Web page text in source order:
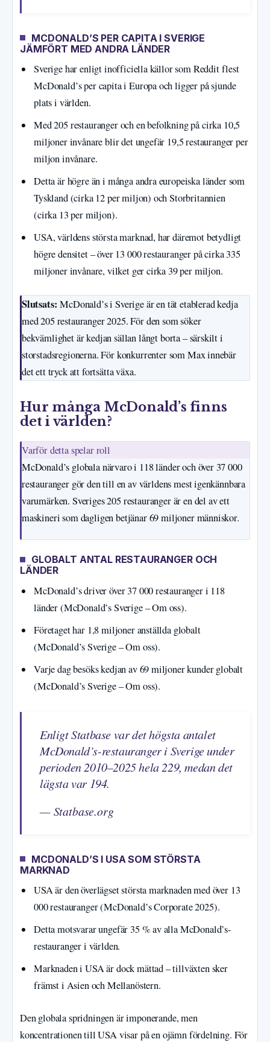
MCDONALD’S PER CAPITA I SVERIGE
JÄMFÖRT MED ANDRA LÄNDER
Sverige har enligt inofficiella källor som Reddit flest
McDonald’s per capita i Europa och ligger på sjunde
plats i världen.
Med 205 restauranger och en befolkning på cirka 10,5
miljoner invånare blir det ungefär 19,5 restauranger per
miljon invånare.
Detta är högre än i många andra europeiska länder som
Tyskland (cirka 12 per miljon) och Storbritannien
(cirka 13 per miljon).
USA, världens största marknad, har däremot betydligt
högre densitet – över 13 000 restauranger på cirka 335
miljoner invånare, vilket ger cirka 39 per miljon.
Slutsats: McDonald’s i Sverige är en tät etablerad kedja
med 205 restauranger 2025. För den som söker
bekvämlighet är kedjan sällan långt borta – särskilt i
storstadsregionerna. För konkurrenter som Max innebär
det ett tryck att fortsätta växa.
Hur många McDonald’s finns
det i världen?
Varför detta spelar roll
McDonald’s globala närvaro i 118 länder och över 37 000
restauranger gör den till en av världens mest igenkännbara
varumärken. Sveriges 205 restauranger är en del av ett
maskineri som dagligen betjänar 69 miljoner människor.
GLOBALT ANTAL RESTAURANGER OCH
LÄNDER
McDonald’s driver över 37 000 restauranger i 118
länder (McDonald’s Sverige – Om oss).
Företaget har 1,8 miljoner anställda globalt
(McDonald’s Sverige – Om oss).
Varje dag besöks kedjan av 69 miljoner kunder globalt
(McDonald’s Sverige – Om oss).
Enligt Statbase var det högsta antalet
McDonald’s-restauranger i Sverige under
perioden 2010–2025 hela 229, medan det
lägsta var 194.
— Statbase.org
MCDONALD’S I USA SOM STÖRSTA
MARKNAD
USA är den överlägset största marknaden med över 13
000 restauranger (McDonald’s Corporate 2025).
Detta motsvarar ungefär 35 % av alla McDonald’s-
restauranger i världen.
Marknaden i USA är dock mättad – tillväxten sker
främst i Asien och Mellanöstern.
Den globala spridningen är imponerande, men
koncentrationen till USA visar på en ojämn fördelning. För